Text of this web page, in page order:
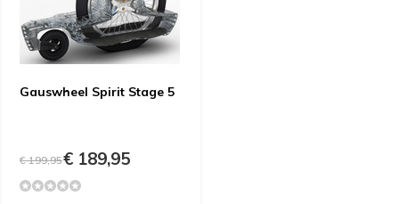
Gauswheel Spirit Stage 5
€ 199,95€ 189,95